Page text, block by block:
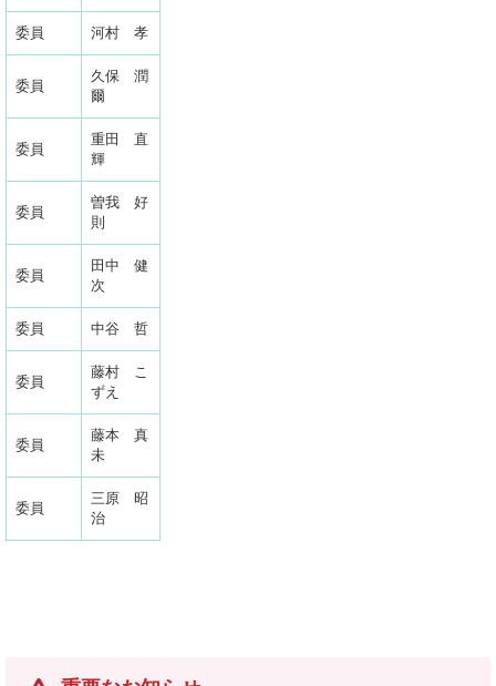
委員 河村 孝
委員
久保 潤
爾
委員
重田 直
輝
委員
曽我 好
則
委員
田中 健
次
委員 中谷 哲
委員
藤村 こ
ずえ
委員
藤本 真
未
委員
三原 昭
治